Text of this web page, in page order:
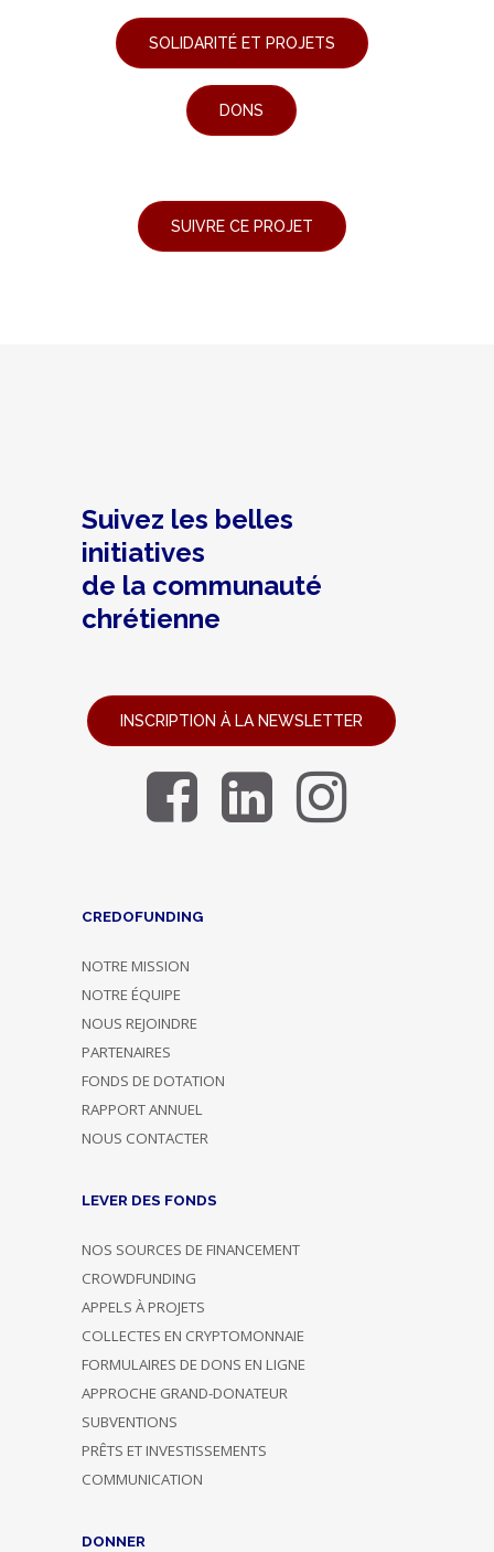
SOLIDARITÉ ET PROJETS
DONS
Suivez les belles
initiatives
de la communauté
chrétienne
INSCRIPTION À LA NEWSLETTER
CREDOFUNDING
NOTRE MISSION
NOTRE ÉQUIPE
NOUS REJOINDRE
PARTENAIRES
FONDS DE DOTATION
RAPPORT ANNUEL
NOUS CONTACTER
LEVER DES FONDS
NOS SOURCES DE FINANCEMENT
CROWDFUNDING
APPELS À PROJETS
COLLECTES EN CRYPTOMONNAIE
FORMULAIRES DE DONS EN LIGNE
APPROCHE GRAND-DONATEUR
SUBVENTIONS
PRÊTS ET INVESTISSEMENTS
COMMUNICATION
DONNER